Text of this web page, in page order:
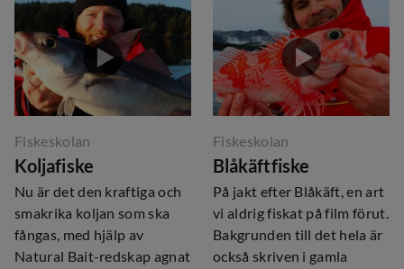
Fiskeskolan
Koljafiske
Nu är det den kraftiga och
smakrika koljan som ska
fångas, med hjälp av
Natural Bait-redskap agnat
Fiskeskolan
Blåkäftfiske
På jakt efter Blåkäft, en art
vi aldrig fiskat på film förut.
Bakgrunden till det hela är
också skriven i gamla